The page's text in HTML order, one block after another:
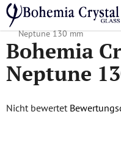
Zum
Inhalt
springen
Startseite
/ Lieblingskollektionen /
Neptune 130 mm
Bohemia
Neptune
Die
Nicht bewertet